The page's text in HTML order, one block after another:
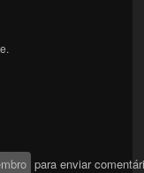
para enviar